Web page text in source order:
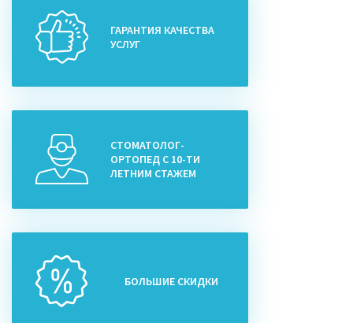
ГАРАНТИЯ КАЧЕСТВА
УСЛУГ
СТОМАТОЛОГ-
ОРТОПЕД С 10-ТИ
ЛЕТНИМ СТАЖЕМ
БОЛЬШИЕ СКИДКИ